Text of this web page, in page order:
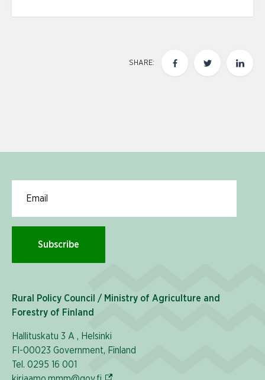
SHARE:
Subscribe
Rural Policy Council / Ministry of Agriculture and
Forestry of Finland
Hallituskatu 3 A , Helsinki
FI-00023 Government, Finland
Tel. 0295 16 001